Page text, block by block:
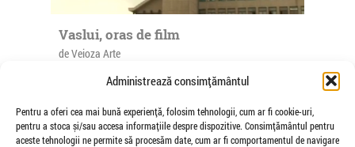
Administrează consimțământul
Pentru a oferi cea mai bună experiență, folosim tehnologii, cum ar fi cookie-uri,
pentru a stoca și/sau accesa informațiile despre dispozitive. Consimțământul pentru
aceste tehnologii ne permite să procesăm date, cum ar fi comportamentul de navigare
Vaslui, oras de film
de Veioza Arte
This is the first documentary produced by Veioza
ARTE, about Vaslui, a small Romanian town
which inspired some of the awarded...